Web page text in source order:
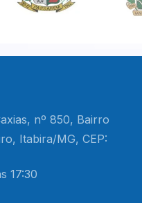
nº 850, Bairro
Itabira/MG, CEP:
17:30